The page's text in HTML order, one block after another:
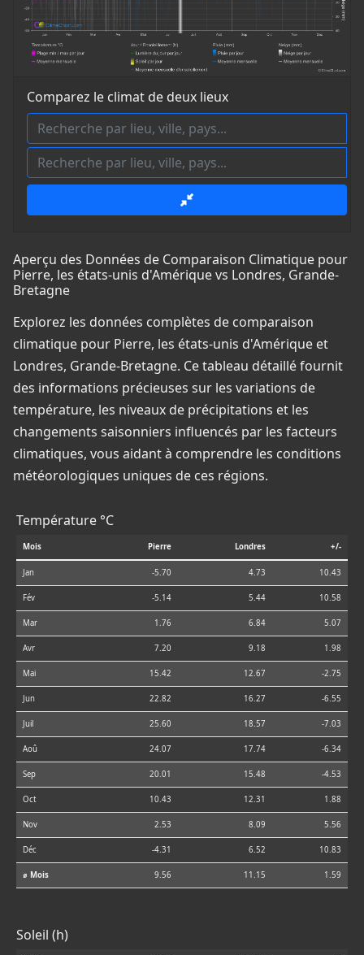
Comparez le climat de deux lieux
Aperçu des Données de Comparaison Climatique pour
Pierre, les états-unis d'Amérique vs Londres, Grande-
Bretagne
Explorez les données complètes de comparaison
climatique pour Pierre, les états-unis d'Amérique et
Londres, Grande-Bretagne. Ce tableau détaillé fournit
des informations précieuses sur les variations de
température, les niveaux de précipitations et les
changements saisonniers influencés par les facteurs
climatiques, vous aidant à comprendre les conditions
météorologiques uniques de ces régions.
Température °C
Mois Pierre Londres +/-
Jan -5.70 4.73 10.43
Fév -5.14 5.44 10.58
Mar 1.76 6.84 5.07
Avr 7.20 9.18 1.98
Mai 15.42 12.67 -2.75
Jun 22.82 16.27 -6.55
Juil 25.60 18.57 -7.03
Aoû 24.07 17.74 -6.34
Sep 20.01 15.48 -4.53
Oct 10.43 12.31 1.88
Nov 2.53 8.09 5.56
Déc -4.31 6.52 10.83
⌀ Mois 9.56 11.15 1.59
Soleil (h)